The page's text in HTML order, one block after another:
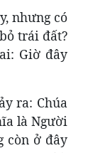
nhưng có
trái đất?
Giờ đây
ra: Chúa
là Người
còn ở đây